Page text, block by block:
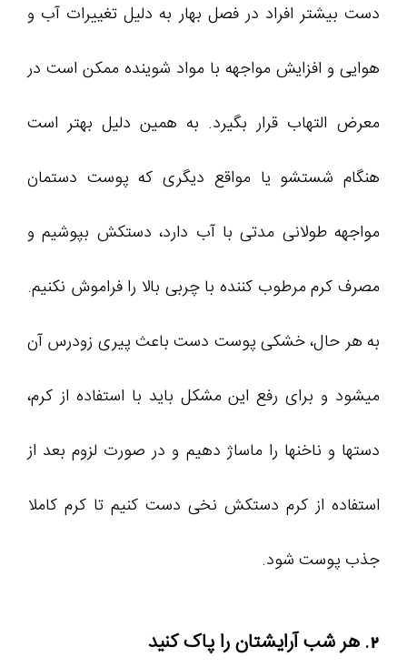
دست بیشتر افراد در فصل بهار به دلیل تغییرات آب و
هوایی و افزایش مواجهه با مواد شوینده ممکن است در
معرض التهاب قرار بگیرد. به همین دلیل بهتر است
هنگام شستشو یا مواقع دیگری که پوست دستمان
مواجهه طولانی مدتی با آب دارد، دستکش بپوشیم و
مصرف کرم مرطوب کننده با چربی بالا را فراموش نکنیم.
به هر حال، خشکی پوست دست باعث پیری زودرس آن
میشود و برای رفع این مشکل باید با استفاده از کرم،
دستها و ناخنها را ماساژ دهیم و در صورت لزوم بعد از
استفاده از کرم دستکش نخی دست کنیم تا کرم کاملا
جذب پوست شود.
2. هر شب آرایشتان را پاک کنید